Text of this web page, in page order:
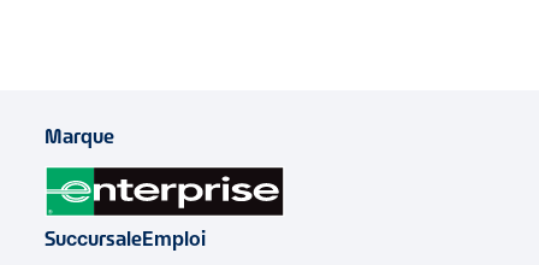
Marque
SuccursaleEmploi